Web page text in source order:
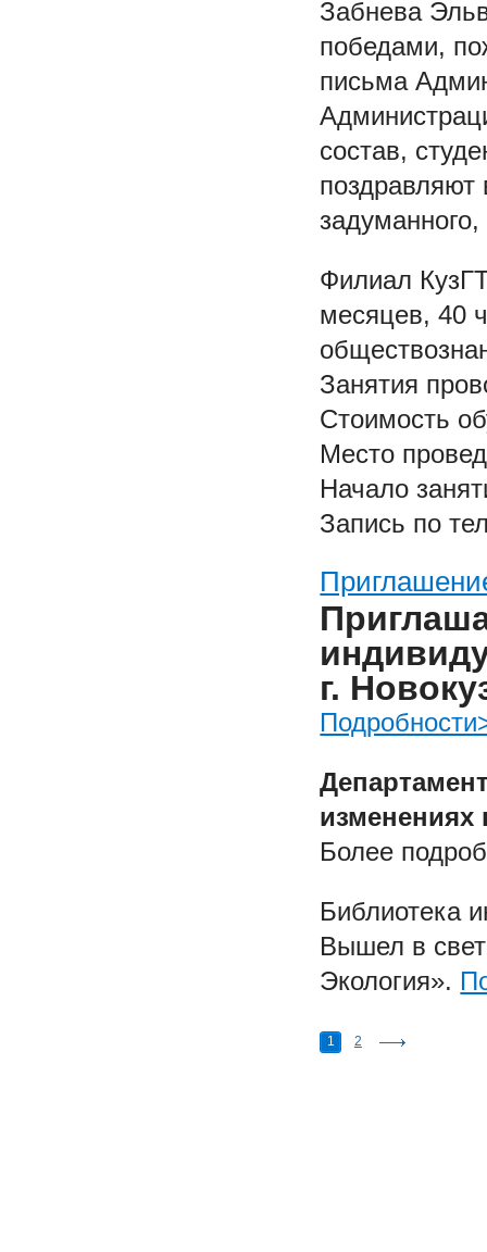
Забнева
победами,
письма
состав,
поздравляют
Филиал
месяцев, 40
Занятия
Стоимость
Место
Начало
Запись по
г.
изменениях
Более
Библиотека
Вышел в
Экология».
1 2